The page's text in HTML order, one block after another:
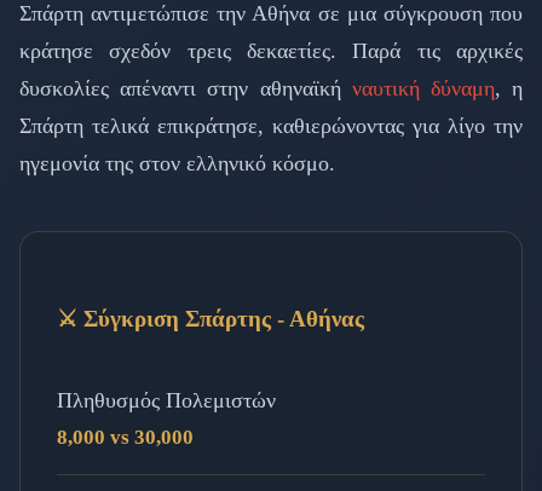
Σπάρτη αντιμετώπισε την Αθήνα σε μια σύγκρουση που
κράτησε σχεδόν τρεις δεκαετίες. Παρά τις αρχικές
δυσκολίες απέναντι στην αθηναϊκή ναυτική δύναμη, η
Σπάρτη τελικά επικράτησε, καθιερώνοντας για λίγο την
ηγεμονία της στον ελληνικό κόσμο.
⚔️ Σύγκριση Σπάρτης - Αθήνας
Πληθυσμός Πολεμιστών
8,000 vs 30,000